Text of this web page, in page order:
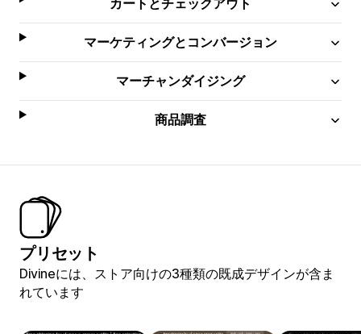
マーケティングとコンバージョン
マーチャンダイジング
商品調査
プリセット
Divineには、ストア向けの3種類の既成デザインが含ま
れています